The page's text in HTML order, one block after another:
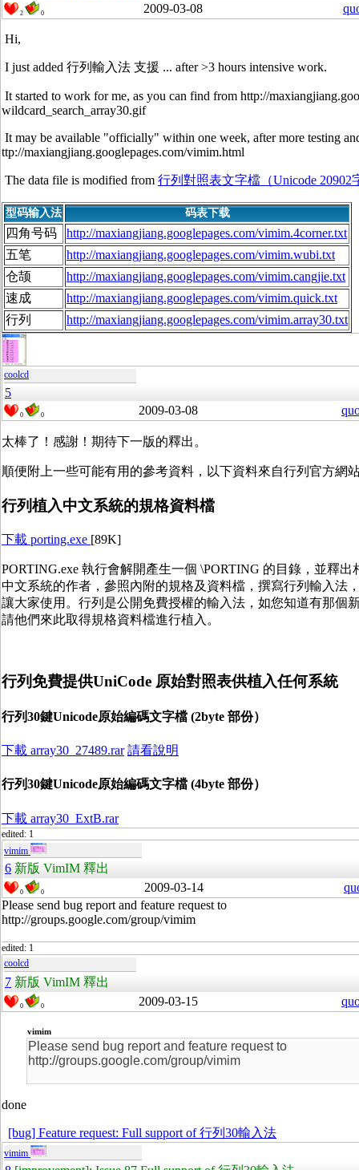
2 0 2009-03-08
Hi,
I just added 行列輸入法 支援 ... after >3 hours intensive work.
It started to work for me, as you can find from http://
wildcard_search_array30.gif
It may be available "officially" within one week, after more testing
ttp://maxiangjiang.googlepages.com/vimim.html
The data file is modified from 行列對照表文字檔（Unicode 20902
型码输入法 码表下载
四角号码
http://maxiangjiang.googlepages.com/vimim.4corner.txt
五笔
http://maxiangjiang.googlepages.com/vimim.wubi.txt
仓颉
http://maxiangjiang.googlepages.com/vimim.cangjie.txt
速成
http://maxiangjiang.googlepages.com/vimim.quick.txt
行列
http://maxiangjiang.googlepages.com/vimim.array30.txt
coolcd
5
0 0 2009-03-08
太棒了！感謝！期待下一版的釋出。
順便附上一些可能有用的參考資料，以下資料來自行列官方網
行列植入中文系統的規格資料檔
下載 porting.exe [89K]
PORTING.exe 執行會解開產生一個 \PORTING 的目錄，並釋
中文系統的作者，參照內附的規格及資料檔，撰寫行列輸入法
讓大家使用。行列是公開免費授權的輸入法，如您知道有那個
請他們來此取得規格資料檔進行植入。
行列免費提供UniCode 原始對照表供植入任何系統
行列30鍵Unicode原始編碼文字檔 (2byte 部份）
下載 array30_27489.rar 請看說明
行列30鍵Unicode原始編碼文字檔 (4byte 部份）
下載 array30_ExtB.rar
edited: 1
vimim
6 新版 VimIM 釋出
0 0 2009-03-14
Please send bug report and feature request to
http://groups.google.com/group/vimim
edited: 1
coolcd
7 新版 VimIM 釋出
0 0 2009-03-15
vimim
Please send bug report and feature request to
http://groups.google.com/group/vimim
done
[bug] Feature request: Full support of 行列30輸入法
vimim